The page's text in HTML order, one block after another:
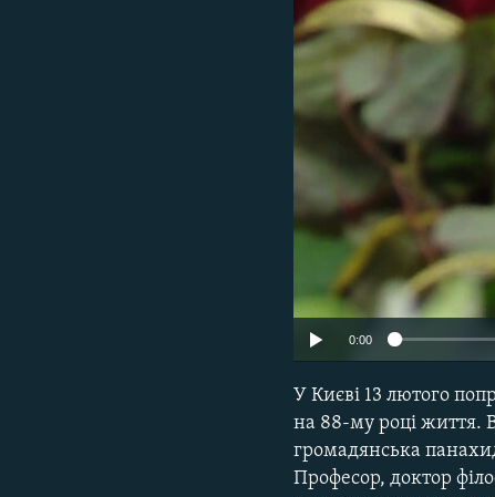
0:00
У Києві 13 лютого
на 88-му році життя.
громадянська
Професор, доктор